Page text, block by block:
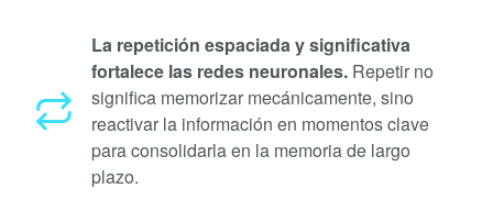
La repetición espaciada y significativa
fortalece las redes neuronales. Repetir no
significa memorizar mecánicamente, sino
reactivar la información en momentos clave
para consolidarla en la memoria de largo
plazo.